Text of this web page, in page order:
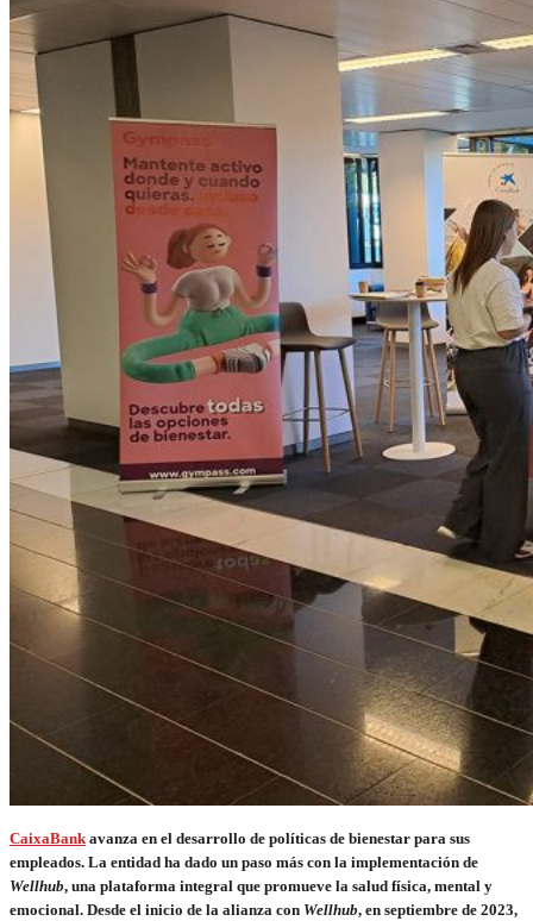
CaixaBank avanza en el desarrollo de políticas de bienestar para sus
empleados. La entidad ha dado un paso más con la implementación de
Wellhub, una plataforma integral que promueve la salud física, mental y
emocional. Desde el inicio de la alianza con Wellhub, en septiembre de 2023,